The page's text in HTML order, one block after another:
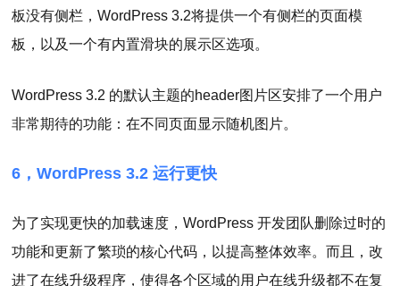
板没有侧栏，WordPress 3.2将提供一个有侧栏的页面模
板，以及一个有内置滑块的展示区选项。
WordPress 3.2 的默认主题的header图片区安排了一个用户
非常期待的功能：在不同页面显示随机图片。
6，WordPress 3.2 运行更快
为了实现更快的加载速度，WordPress 开发团队删除过时的
功能和更新了繁琐的核心代码，以提高整体效率。而且，改
进了在线升级程序，使得各个区域的用户在线升级都不在复